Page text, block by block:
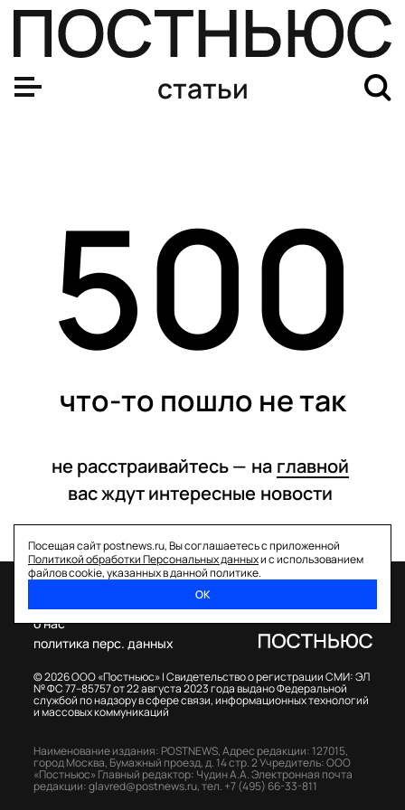
статьи
500
что-то пошло не так
не расстраивайтесь — на главной
вас ждут интересные новости
Посещая сайт postnews.ru, Вы соглашаетесь с приложенной
Политикой обработки Персональных данныхи с использованием
файлов cookie, указанных в данной политике.
ОК
© 2026 ООО «Постньюс» |Свидетельство о регистрации СМИ: ЭЛ
№ ФС 77–85757 от 22 августа 2023 года выдано Федеральной
службой по надзору в сфере связи, информационных технологий
и массовых коммуникаций
о нас
политика перс. данных
Наименование издания: POSTNEWS,Адрес редакции: 127015,
город Москва, Бумажный проезд, д. 14 стр. 2Учредитель: ООО
«Постньюс» Главный редактор: Чудин А.А.Электронная почта
редакции:glavred@postnews.ru,тел. +7 (495) 66-33-811